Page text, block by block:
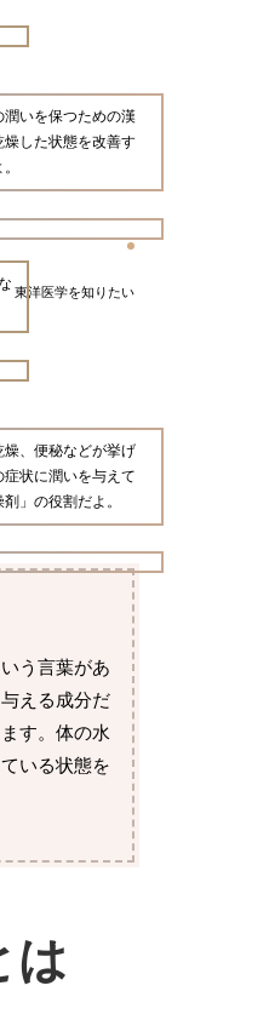
潤いを保つための漢
した状態を改善す
東洋医学を知りたい
、便秘などが挙げ
症状に潤いを与えて
」の役割だよ。
う言葉があ
える成分だ
す。体の水
いる状態を
は